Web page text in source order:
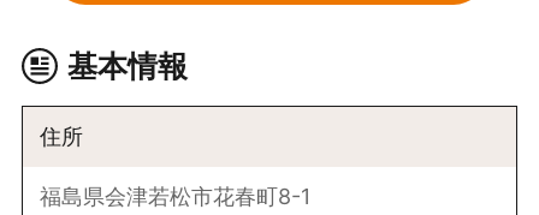
基本情報
住所
福島県会津若松市花春町8-1